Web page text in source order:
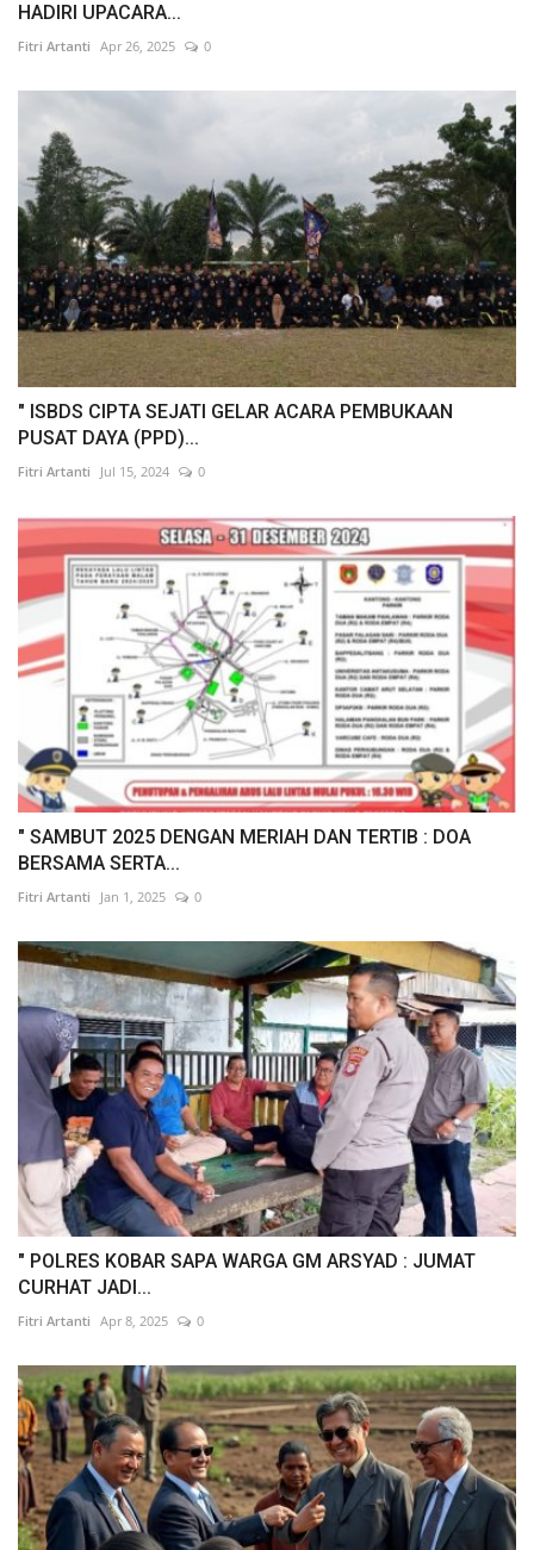
HADIRI UPACARA...
Fitri Artanti Apr 26, 2025 0
" ISBDS CIPTA SEJATI GELAR ACARA PEMBUKAAN
PUSAT DAYA (PPD)...
Fitri Artanti Jul 15, 2024 0
" SAMBUT 2025 DENGAN MERIAH DAN TERTIB : DOA
BERSAMA SERTA...
Fitri Artanti Jan 1, 2025 0
" POLRES KOBAR SAPA WARGA GM ARSYAD : JUMAT
CURHAT JADI...
Fitri Artanti Apr 8, 2025 0